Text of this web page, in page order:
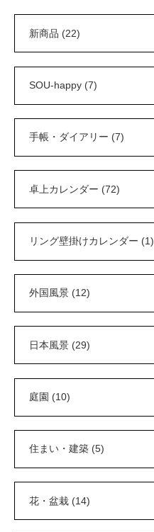
新商品 (22)
SOU-happy (7)
手帳・ダイアリー (7)
卓上カレンダー (72)
リング壁掛けカレンダー (1)
外国風景 (12)
日本風景 (29)
庭園 (10)
住まい・建築 (5)
花・盆栽 (14)